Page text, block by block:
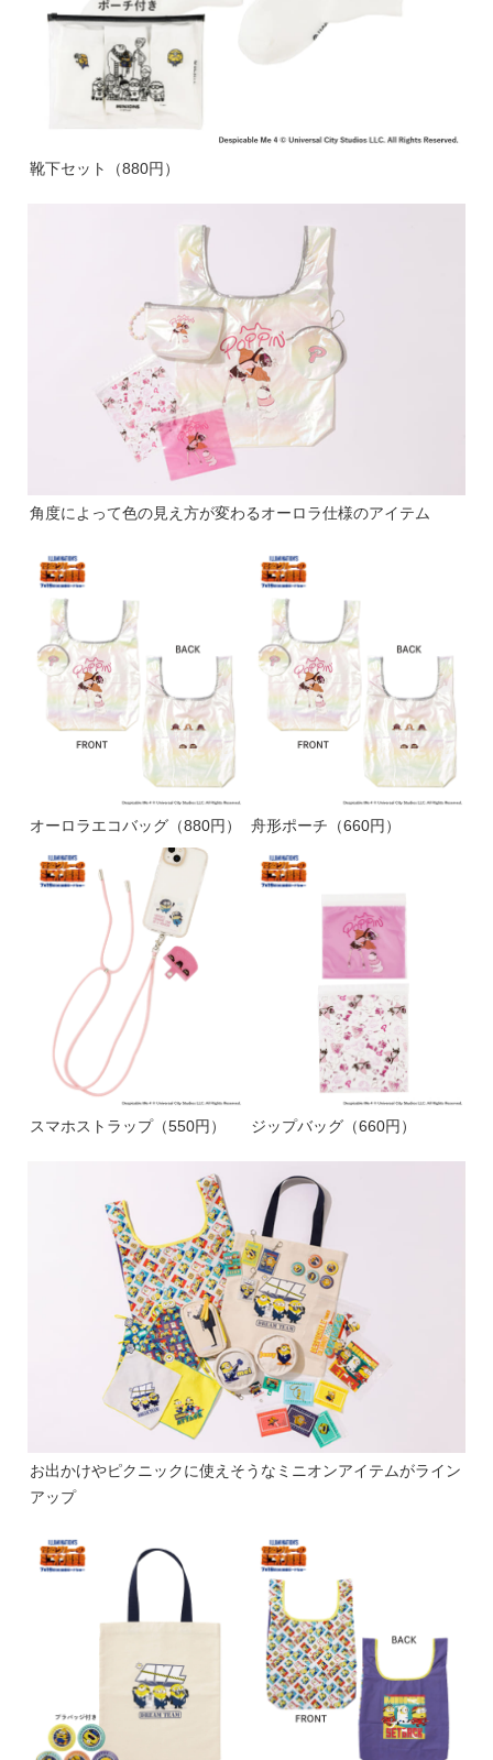
靴下セット（880円）
角度によって色の見え方が変わるオーロラ仕様のアイテム
オーロラエコバッグ（880円） 舟形ポーチ（660円）
スマホストラップ（550円） ジップバッグ（660円）
お出かけやピクニックに使えそうなミニオンアイテムがライン
アップ